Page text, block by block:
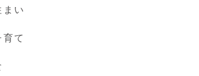
まい
育て